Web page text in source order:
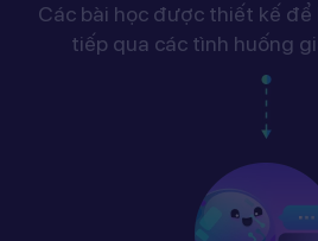
Các bài học được thiết kế để
tiếp qua các tình huống